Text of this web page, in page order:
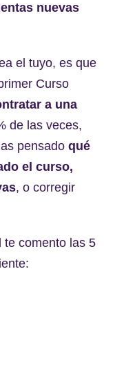
nuevas
el tuyo, es que
Curso
a una
de las veces,
pensado qué
el curso,
, o corregir
te comento las 5